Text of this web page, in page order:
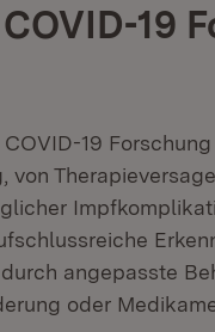
19
19
von
angepasste
oder